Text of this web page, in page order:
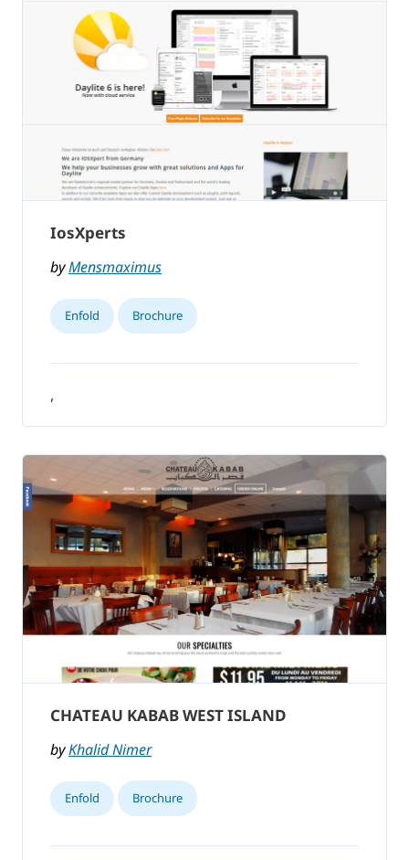
IosXperts
byMensmaximus
Enfold Brochure
,
CHATEAU KABAB WEST ISLAND
byKhalid Nimer
Enfold Brochure